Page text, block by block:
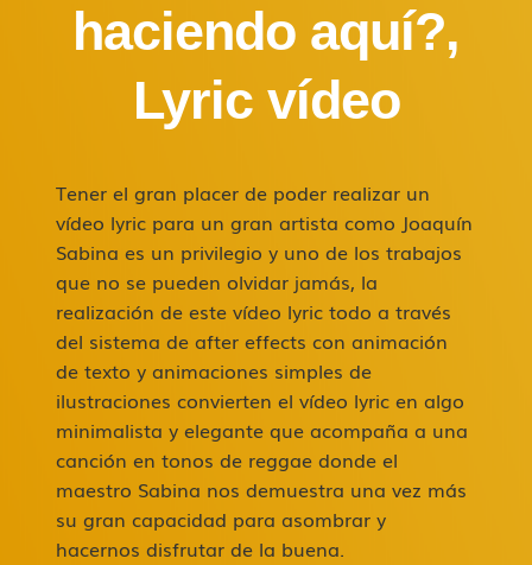
haciendo aquí?,
Lyric vídeo
Tener el gran placer de poder realizar un
vídeo lyric para un gran artista como Joaquín
Sabinaes un privilegio y uno de los trabajos
que no se pueden olvidar jamás, la
realización de este vídeo lyric todo a través
del sistema de after effects con animación
de texto y animaciones simples de
ilustraciones convierten el vídeo lyric en algo
minimalista y elegante que acompaña a una
canción en tonos de reggae donde el
maestro Sabina nos demuestra una vez más
su gran capacidad para asombrar y
hacernos disfrutar de la buena.